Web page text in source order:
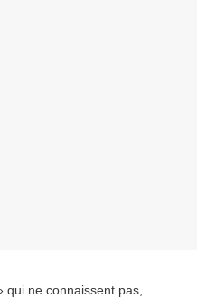
qui ne connaissent pas,